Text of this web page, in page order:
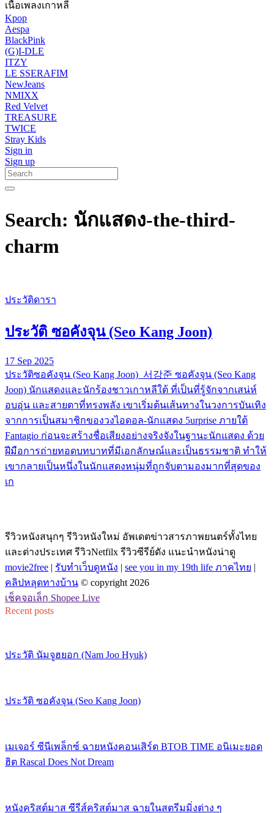
เนื้อเพลงเกาหลี
Kpop
Aespa
BlackPink
(G)I-DLE
ITZY
LE SSERAFIM
NewJeans
NMIXX
Red Velvet
TREASURE
TWICE
Stray Kids
Sign in
Sign up
Search: นักแสดง-the-third-
charm
ประวัติดารา
ประวัติ ซอคังจุน (Seo Kang Joon)
17 Sep 2025
ประวัติซอคังจุน (Seo Kang Joon) 서강준 ซอคังจุน (Seo Kang
Joon) นักแสดงและนักร้องชาวเกาหลีใต้ ที่เป็นที่รู้จักจากเสน่ห์
อบอุ่น และสายตาที่ทรงพลัง เขาเริ่มต้นเส้นทางในวงการบันเทิง
จากการเป็นสมาชิกของวงไอดอล-นักแสดง 5urprise ภายใต้
Fantagio ก่อนจะสร้างชื่อเสียงอย่างจริงจังในฐานะนักแสดง ด้วย
ฝีมือการถ่ายทอดบทบาทที่มีเอกลักษณ์และเป็นธรรมชาติ ทำให้
เขากลายเป็นหนึ่งในนักแสดงหนุ่มที่ถูกจับตามองมากที่สุดของ
เก
รีวิวหนังสนุกๆ รีวิวหนังใหม่ อัพเดตข่าวสารภาพยนตร์ทั้งไทย
และต่างประเทศ รีวิวNetfilx รีวิวซีรีย์ดัง แนะนำหนังน่าดู
movie2free | รับทำเว็บดูหนัง | see you in my 19th life ภาคไทย |
คลิปหลุดทางบ้าน © copyright 2026
เช็คจอเล็ก Shopee Live
Recent posts
ประวัติ นัมจูฮยอก (Nam Joo Hyuk)
ประวัติ ซอคังจุน (Seo Kang Joon)
เมเจอร์ ซีนีเพล็กซ์ ฉายหนังคอนเสิร์ต BTOB TIME อนิเมะยอด
ฮิต Rascal Does Not Dream
หนังคริสต์มาส ซีรีส์คริสต์มาส ฉายในสตรีมมิ่งต่าง ๆ